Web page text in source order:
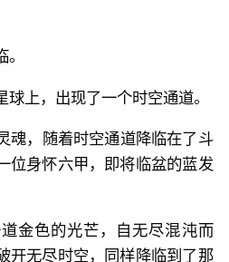
上，出现了一个时空通道。
魂，随着时空通道降临在了斗
位身怀六甲，即将临盆的蓝发
金色的光芒，自无尽混沌而
开无尽时空，同样降临到了那